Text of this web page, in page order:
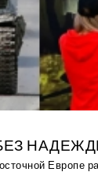
Европе